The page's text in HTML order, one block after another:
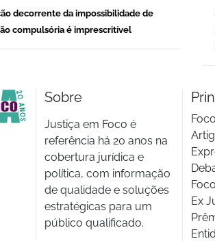
decorrente da impossibilidade de
compulsória é imprescritível
Sobre
Justiça em Foco é
referência há 20 anos na
cobertura jurídica e
política, com informação
de qualidade e soluções
estratégicas para um
público qualificado.
Ex